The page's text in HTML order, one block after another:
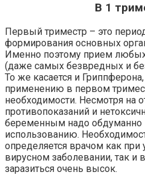
В 1
Первый триместр – это
формирования основных
Именно поэтому прием
(даже самых безвредных и
То же касается и
применению в первом
необходимости. Несмотря на
противопоказаний и
беременным надо обдуманно
использованию.
определяется врачом как
вирусном заболевании, так и
заразиться очень высок.